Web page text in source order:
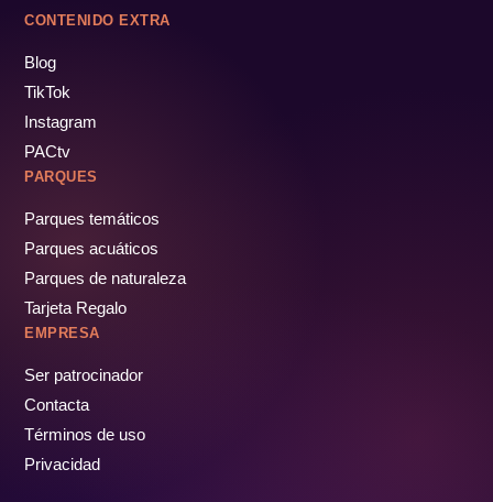
CONTENIDO EXTRA
Blog
TikTok
Instagram
PACtv
PARQUES
Parques temáticos
Parques acuáticos
Parques de naturaleza
Tarjeta Regalo
EMPRESA
Ser patrocinador
Contacta
Términos de uso
Privacidad